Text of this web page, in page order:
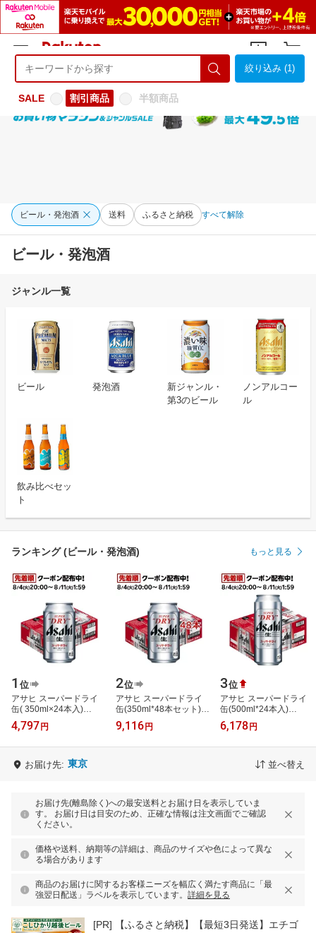
ようこそ 楽天市場へ ログイン
絞り込み (1)
SALE 割引商品 半額商品
ビール・発泡酒 送料 ふるさと納税 すべて解除
ビール・発泡酒
ジャンル一覧
ビール 発泡酒
新ジャンル・
第3のビール
ノンアルコー
ル
飲み比べセッ
ト
ランキング (ビール・発泡酒) もっと見る
1 位
アサヒ スーパードライ
缶( 350ml×24本入)
【2shdrk】【アサヒ スー
パードライ】[アサヒビー
4,797 円
2位
アサヒ スーパードライ
缶(350ml*48本セット)
【アサヒ スーパードラ
イ】[アサヒビール/ビー
9,116 円
3位
アサヒ スーパードライ
缶(500ml*24本入)
【2shdrk】【アサヒ スー
パードライ】[アサヒビー
6,178 円
お届け先: 東京 並べ替え
お届け先(離島除く)への最安送料とお届け日を表示していま
す。 お届け日は目安のため、正確な情報は注文画面でご確認
ください。
価格や送料、納期等の詳細は、商品のサイズや色によって異な
る場合があります
商品のお届けに関するお客様ニーズを幅広く満たす商品に「最
強翌日配送」ラベルを表示しています。 詳細を見る
[PR]
【ふるさと納税】【最短3日発送】エチゴ